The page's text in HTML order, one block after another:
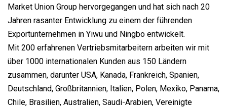
Market Union Group hervorgegangen und hat sich nach 20
Jahren rasanter Entwicklung zu einem der führenden
Exportunternehmen in Yiwu und Ningbo entwickelt.
Mit 200 erfahrenen Vertriebsmitarbeitern arbeiten wir mit
über 1000 internationalen Kunden aus 150 Ländern
zusammen, darunter USA, Kanada, Frankreich, Spanien,
Deutschland, Großbritannien, Italien, Polen, Mexiko, Panama,
Chile, Brasilien, Australien, Saudi-Arabien, Vereinigte